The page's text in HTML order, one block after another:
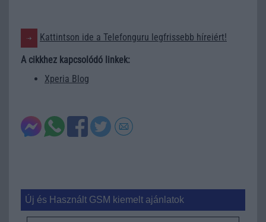
Kattintson ide a Telefonguru legfrissebb híreiért!
A cikkhez kapcsolódó linkek:
Xperia Blog
Új és Használt GSM kiemelt ajánlatok